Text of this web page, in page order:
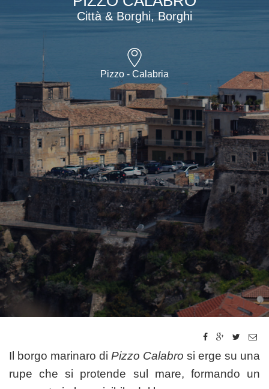
Città & Borghi, Borghi
Pizzo - Calabria
Il borgo marinaro di Pizzo Calabro si erge su una
rupe che si protende sul mare, formando un